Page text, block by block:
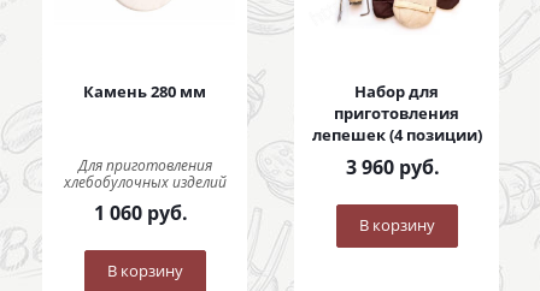
Камень 280 мм
Для приготовления
хлебобулочных изделий
1 060руб.
В корзину
Набор для
приготовления
лепешек (4 позиции)
3 960руб.
В корзину